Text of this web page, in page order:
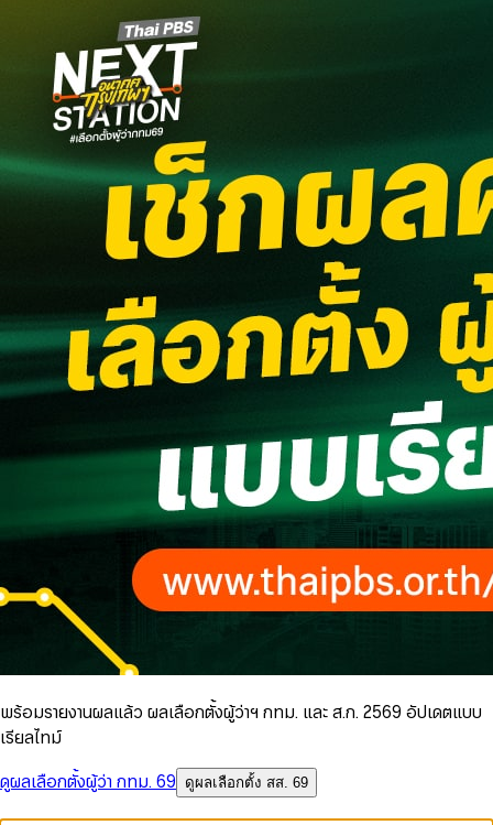
พร้อมรายงานผลแล้ว ผลเลือกตั้งผู้ว่าฯ กทม. และ ส.ก. 2569 อัปเดตแบบ
เรียลไทม์
ดูผลเลือกตั้งผู้ว่า กทม. 69
ดูผลเลือกตั้ง สส. 69